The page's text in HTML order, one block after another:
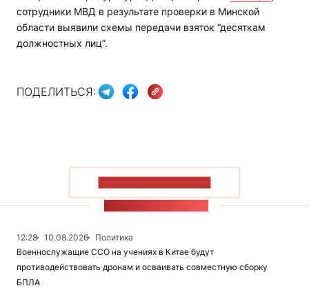
сотрудники МВД в результате проверки в Минской
области выявили схемы передачи взяток “десяткам
должностных лиц”.
ПОДЕЛИТЬСЯ:
12:28 10.08.2026
Политика
Военнослужащие ССО на учениях в Китае будут
противодействовать дронам и осваивать совместную сборку
БПЛА